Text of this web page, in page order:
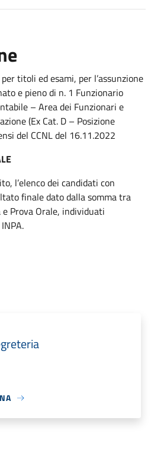
titoli ed esami, per l’assunzione
e pieno di n. 1 Funzionario
– Area dei Funzionari e
(Ex Cat. D – Posizione
del CCNL del 16.11.2022
l’elenco dei candidati con
finale dato dalla somma tra
Prova Orale, individuati